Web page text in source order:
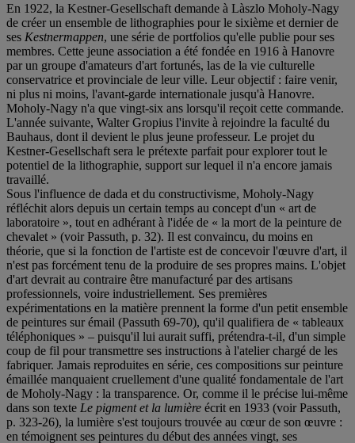
En 1922, la Kestner-Gesellschaft demande à Làszlo Moholy-Nagy
de créer un ensemble de lithographies pour le sixième et dernier de
ses Kestnermappen, une série de portfolios qu'elle publie pour ses
membres. Cette jeune association a été fondée en 1916 à Hanovre
par un groupe d'amateurs d'art fortunés, las de la vie culturelle
conservatrice et provinciale de leur ville. Leur objectif : faire venir,
ni plus ni moins, l'avant-garde internationale jusqu'à Hanovre.
Moholy-Nagy n'a que vingt-six ans lorsqu'il reçoit cette commande.
L'année suivante, Walter Gropius l'invite à rejoindre la faculté du
Bauhaus, dont il devient le plus jeune professeur. Le projet du
Kestner-Gesellschaft sera le prétexte parfait pour explorer tout le
potentiel de la lithographie, support sur lequel il n'a encore jamais
travaillé.
Sous l'influence de dada et du constructivisme, Moholy-Nagy
réfléchit alors depuis un certain temps au concept d'un « art de
laboratoire », tout en adhérant à l'idée de « la mort de la peinture de
chevalet » (voir Passuth, p. 32). Il est convaincu, du moins en
théorie, que si la fonction de l'artiste est de concevoir l'œuvre d'art, il
n'est pas forcément tenu de la produire de ses propres mains. L'objet
d'art devrait au contraire être manufacturé par des artisans
professionnels, voire industriellement. Ses premières
expérimentations en la matière prennent la forme d'un petit ensemble
de peintures sur émail (Passuth 69-70), qu'il qualifiera de « tableaux
téléphoniques » – puisqu'il lui aurait suffi, prétendra-t-il, d'un simple
coup de fil pour transmettre ses instructions à l'atelier chargé de les
fabriquer. Jamais reproduites en série, ces compositions sur peinture
émaillée manquaient cruellement d'une qualité fondamentale de l'art
de Moholy-Nagy : la transparence. Or, comme il le précise lui-même
dans son texte Le pigment et la lumière écrit en 1933 (voir Passuth,
p. 323-26), la lumière s'est toujours trouvée au cœur de son œuvre :
en témoignent ses peintures du début des années vingt, ses